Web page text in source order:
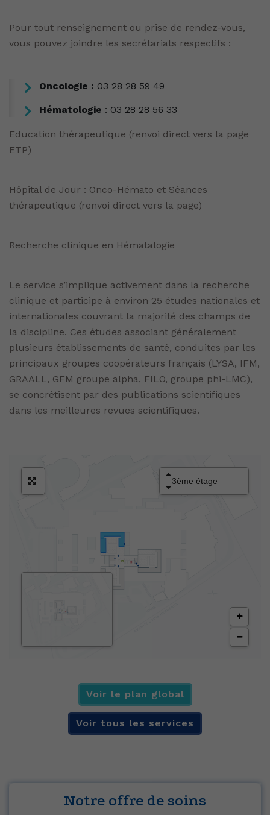
Pour tout renseignement ou prise de rendez-vous,
vous pouvez joindre les secrétariats respectifs :
Oncologie : 03 28 28 59 49
Hématologie : 03 28 28 56 33
Education thérapeutique (renvoi direct vers la page
ETP)
Hôpital de Jour : Onco-Hémato et Séances
thérapeutique (renvoi direct vers la page)
Recherche clinique en Hématalogie
Le service s’implique activement dans la recherche
clinique et participe à environ 25 études nationales et
internationales couvrant la majorité des champs de
la discipline. Ces études associant généralement
plusieurs établissements de santé, conduites par les
principaux groupes coopérateurs français (LYSA, IFM,
GRAALL, GFM groupe alpha, FILO, groupe phi-LMC),
se concrétisent par des publications scientifiques
dans les meilleures revues scientifiques.
Voir le plan global
Voir tous les services
Notre offre de soins